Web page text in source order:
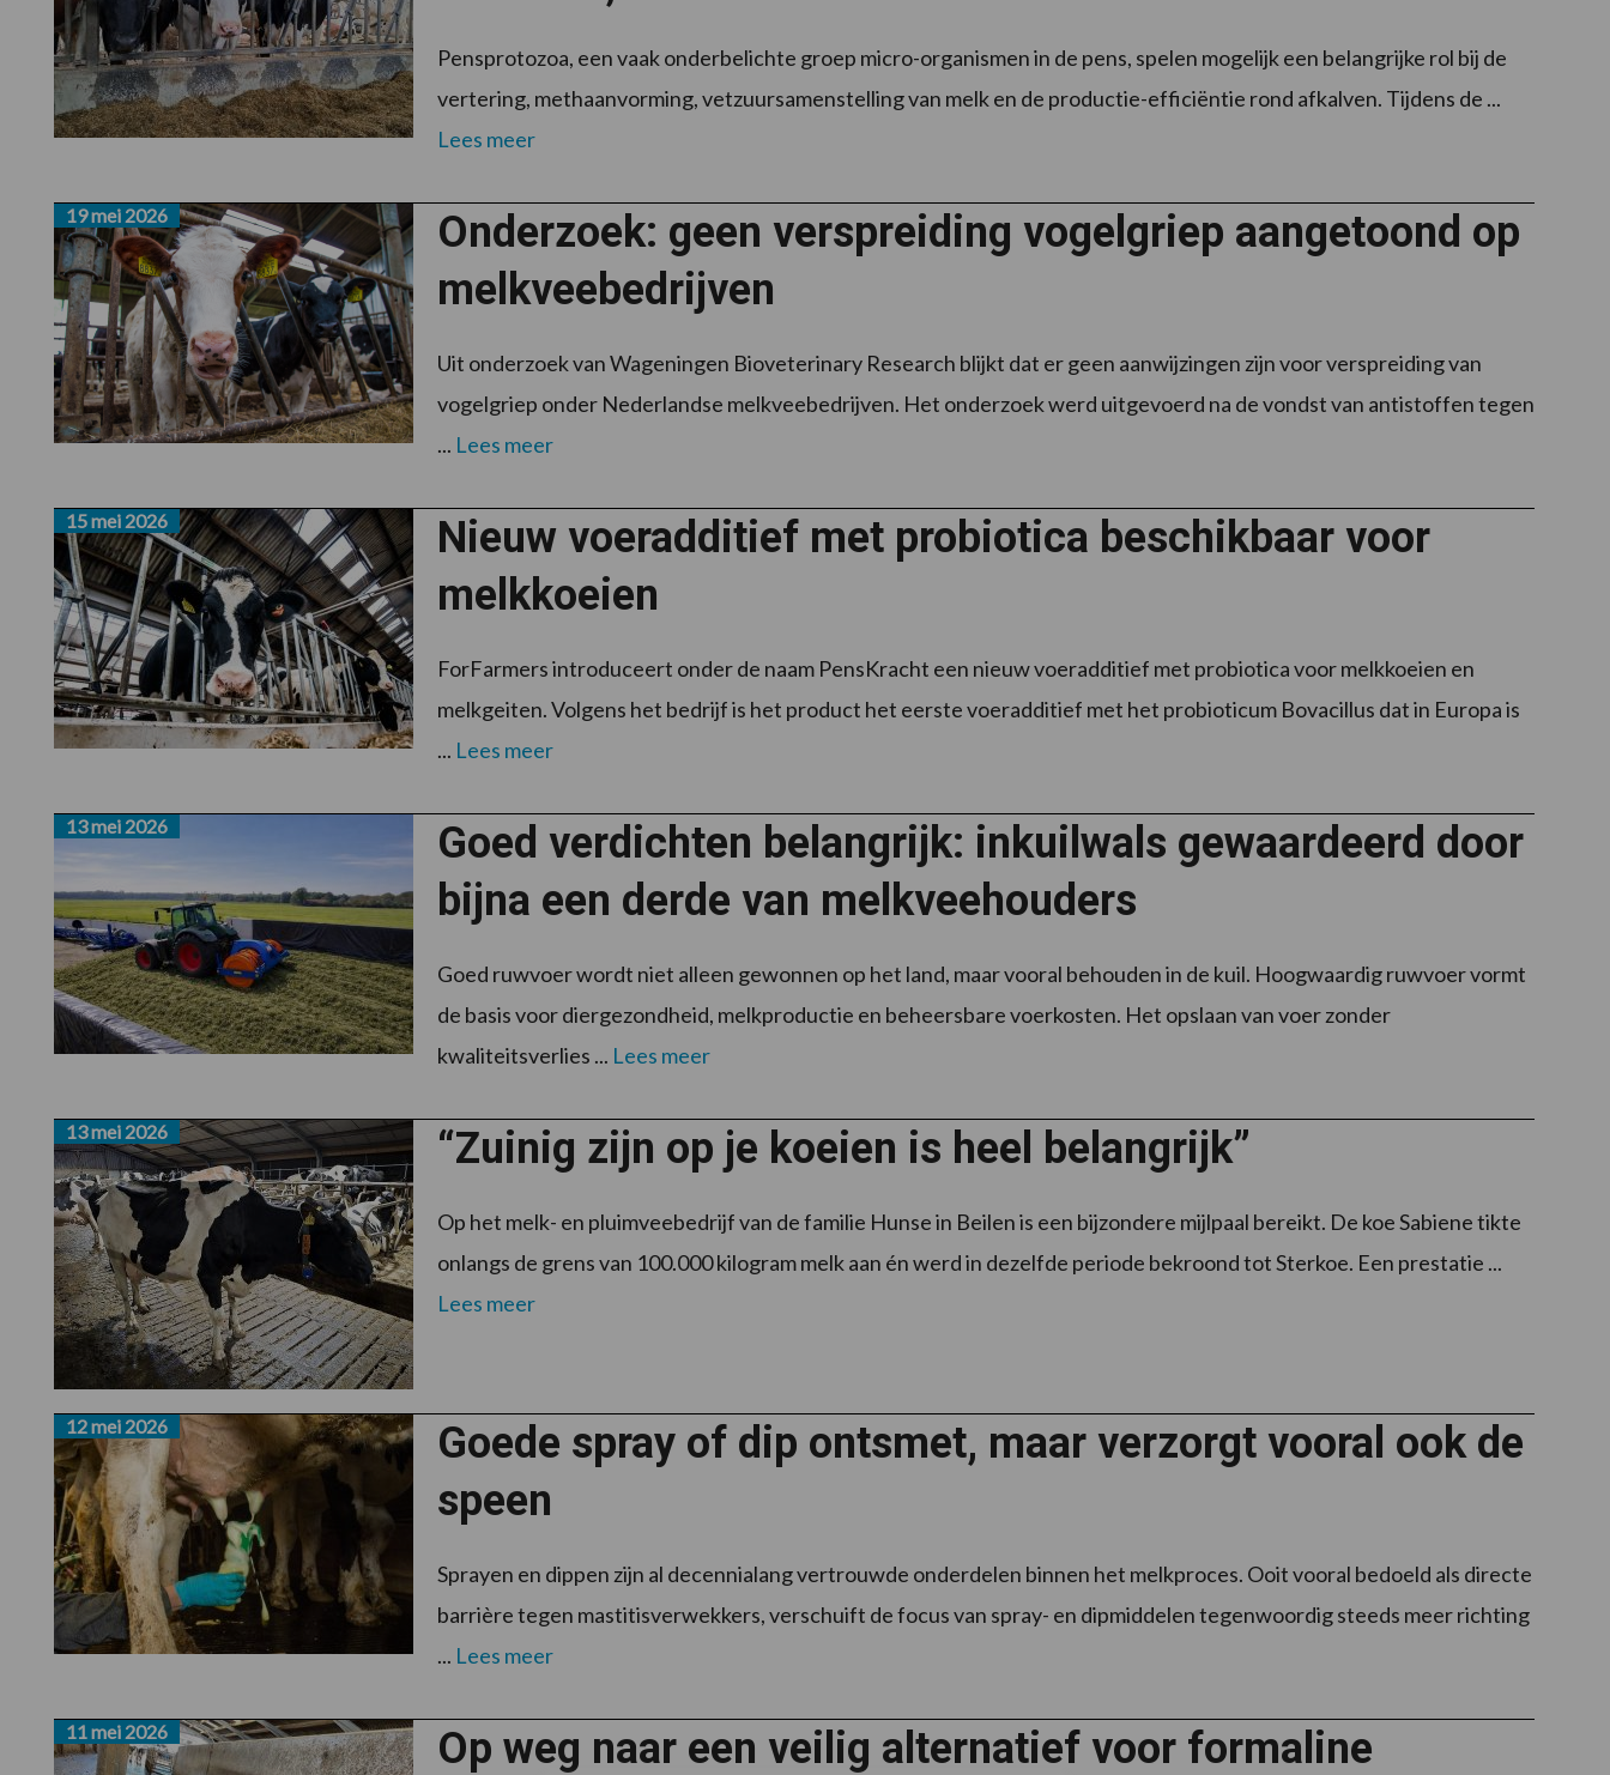
Pensprotozoa, een vaak onderbelichte groep micro-organismen in de pens, spelen mogelijk een belangrijke rol bij de
vertering, methaanvorming, vetzuursamenstelling van melk en de productie-efficiëntie rond afkalven. Tijdens de ...
Lees meer
Onderzoek: geen verspreiding vogelgriep aangetoond op
melkveebedrijven
19 mei 2026
Uit onderzoek van Wageningen Bioveterinary Research blijkt dat er geen aanwijzingen zijn voor verspreiding van
vogelgriep onder Nederlandse melkveebedrijven. Het onderzoek werd uitgevoerd na de vondst van antistoffen tegen
... Lees meer
Nieuw voeradditief met probiotica beschikbaar voor
melkkoeien
15 mei 2026
ForFarmers introduceert onder de naam PensKracht een nieuw voeradditief met probiotica voor melkkoeien en
melkgeiten. Volgens het bedrijf is het product het eerste voeradditief met het probioticum Bovacillus dat in Europa is
... Lees meer
Goed verdichten belangrijk: inkuilwals gewaardeerd door
bijna een derde van melkveehouders
13 mei 2026
Goed ruwvoer wordt niet alleen gewonnen op het land, maar vooral behouden in de kuil. Hoogwaardig ruwvoer vormt
de basis voor diergezondheid, melkproductie en beheersbare voerkosten. Het opslaan van voer zonder
kwaliteitsverlies ... Lees meer
“Zuinig zijn op je koeien is heel belangrijk”
13 mei 2026
Op het melk- en pluimveebedrijf van de familie Hunse in Beilen is een bijzondere mijlpaal bereikt. De koe Sabiene tikte
onlangs de grens van 100.000 kilogram melk aan én werd in dezelfde periode bekroond tot Sterkoe. Een prestatie ...
Lees meer
Goede spray of dip ontsmet, maar verzorgt vooral ook de
speen
12 mei 2026
Sprayen en dippen zijn al decennialang vertrouwde onderdelen binnen het melkproces. Ooit vooral bedoeld als directe
barrière tegen mastitisverwekkers, verschuift de focus van spray- en dipmiddelen tegenwoordig steeds meer richting
... Lees meer
Op weg naar een veilig alternatief voor formaline
11 mei 2026